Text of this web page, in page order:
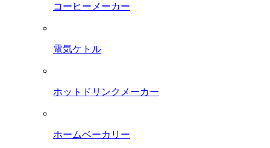
コーヒーメーカー
電気ケトル
ホットドリンクメーカー
ホームベーカリー